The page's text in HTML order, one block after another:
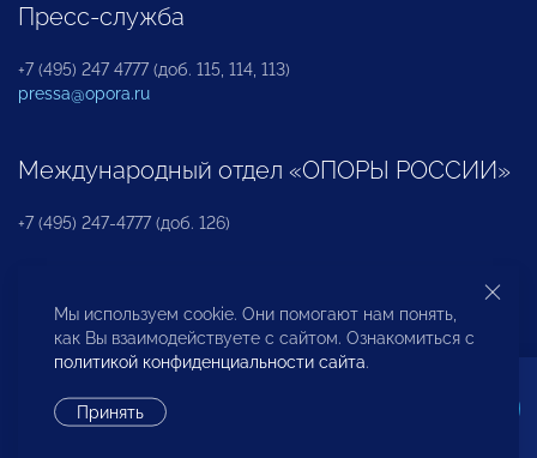
Пресс-служба
+7 (495) 247 4777 (доб. 115, 114, 113)
pressa@opora.ru
Международный отдел «ОПОРЫ РОССИИ»
+7 (495) 247-4777 (доб. 126)
Бюро по защите прав предпринимателей и
инвесторов
Мы используем cookie. Они помогают нам понять,
как Вы взаимодействуете с сайтом. Ознакомиться с
политикой конфиденциальности сайта.
Принять